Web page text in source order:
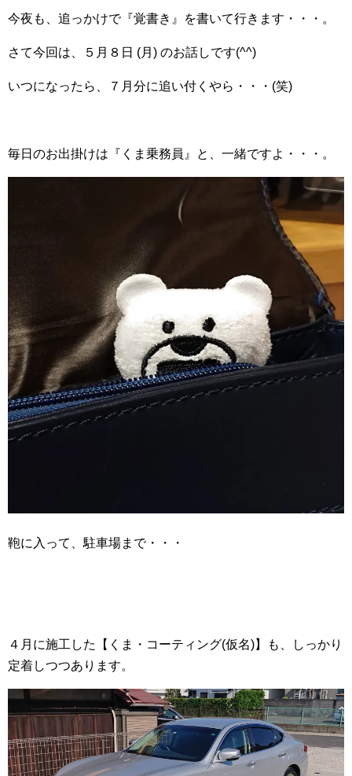
今夜も、追っかけで『覚書き』を書いて行きます・・・。
さて今回は、５月８日 (月) のお話しです(^^)
いつになったら、７月分に追い付くやら・・・(笑)
毎日のお出掛けは『くま乗務員』と、一緒ですよ・・・。
鞄に入って、駐車場まで・・・
４月に施工した【くま・コーティング(仮名)】も、しっかり
定着しつつあります。